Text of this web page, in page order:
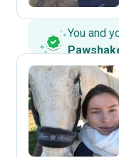
You and
T